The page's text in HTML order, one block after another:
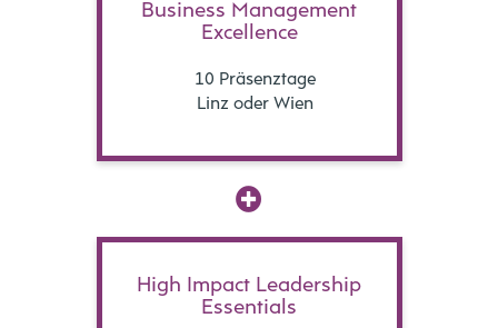
Business Management
Excellence
10 Präsenztage
Linz oder Wien
High Impact Leadership
Essentials